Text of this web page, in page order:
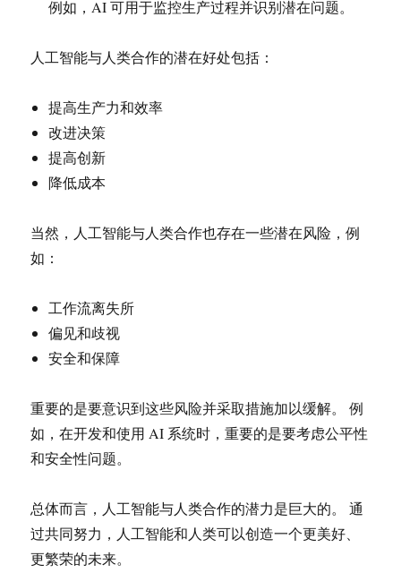
例如，AI 可用于监控生产过程并识别潜在问题。
人工智能与人类合作的潜在好处包括：
提高生产力和效率
改进决策
提高创新
降低成本
当然，人工智能与人类合作也存在一些潜在风险，例
如：
工作流离失所
偏见和歧视
安全和保障
重要的是要意识到这些风险并采取措施加以缓解。 例
如，在开发和使用 AI 系统时，重要的是要考虑公平性
和安全性问题。
总体而言，人工智能与人类合作的潜力是巨大的。 通
过共同努力，人工智能和人类可以创造一个更美好、
更繁荣的未来。